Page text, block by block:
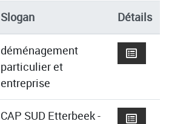
Slogan Détails
déménagement
particulier et
entreprise
CAP SUD Etterbeek -